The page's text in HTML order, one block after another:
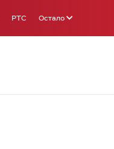
РТС Остало